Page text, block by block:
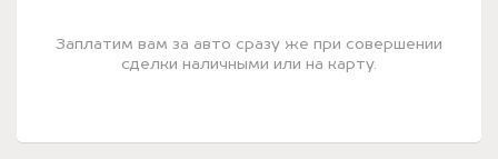
Заплатим вам за авто сразу же при совершении
сделки наличными или на карту.